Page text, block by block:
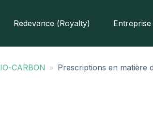
Redevance (Royalty) Entreprise
CARBON » Prescriptions en matière